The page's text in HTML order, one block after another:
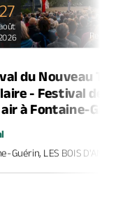
du Nouveau
- Festival de
à Fontaine-Guérin
Guérin, LES BOIS D'ANJOU